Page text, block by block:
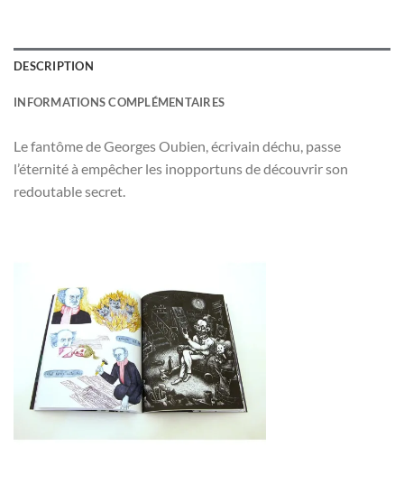
DESCRIPTION
INFORMATIONS COMPLÉMENTAIRES
Le fantôme de Georges Oubien, écrivain déchu, passe
l’éternité à empêcher les inopportuns de découvrir son
redoutable secret.